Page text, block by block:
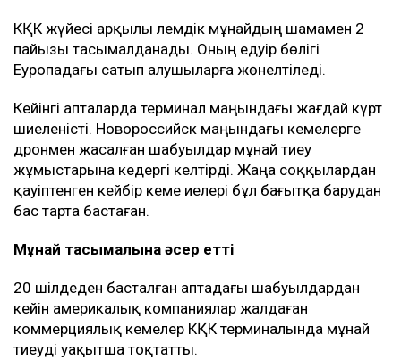
КҚК жүйесі арқылы әлемдік мұнайдың шамамен 2
пайызы тасымалданады. Оның едәуір бөлігі
Еуропадағы сатып алушыларға жөнелтіледі.
Кейінгі апталарда терминал маңындағы жағдай күрт
шиеленісті. Новороссийск маңындағы кемелерге
дронмен жасалған шабуылдар мұнай тиеу
жұмыстарына кедергі келтірді. Жаңа соққылардан
қауіптенген кейбір кеме иелері бұл бағытқа барудан
бас тарта бастаған.
Мұнай тасымалына әсер етті
20 шілдеден басталған аптадағы шабуылдардан
кейін америкалық компаниялар жалдаған
коммерциялық кемелер КҚК терминалында мұнай
тиеуді уақытша тоқтатты.